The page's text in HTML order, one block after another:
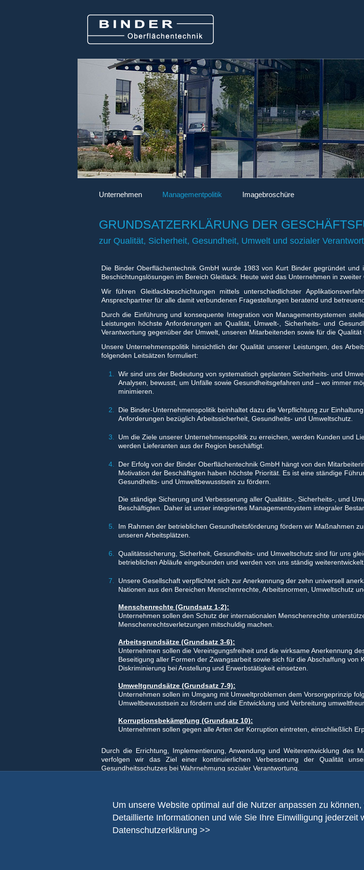
Um unsere Website optimal auf die Nutzer anpassen zu
Detaillierte Informationen und wie Sie Ihre Einwilligung jederzeit
Datenschutzerklärung >>
Unternehmen Managementpolitik Imagebroschüre
GRUNDSATZERKLÄRUNG DER
zur Qualität, Sicherheit, Gesundheit, Umwelt und sozialer
Die Binder Oberflächentechnik GmbH wurde 1983 von Kurt Binder gegründet
Beschichtungslösungen im Bereich Gleitlack. Heute wird das Unternehmen in
Wir führen Gleitlackbeschichtungen mittels unterschiedlichster
Ansprechpartner für alle damit verbundenen Fragestellungen beratend und
Durch die Einführung und konsequente Integration von Managementsystemen
Leistungen höchste Anforderungen an Qualität, Umwelt-, Sicherheits- und
Verantwortung gegenüber der Umwelt, unseren Mitarbeitenden sowie für die Qualität
Unsere Unternehmenspolitik hinsichtlich der Qualität unserer Leistungen, des
folgenden Leitsätzen formuliert:
Wir sind uns der Bedeutung von systematisch geplanten Sicherheits- und
Analysen, bewusst, um Unfälle sowie Gesundheitsgefahren und – wo immer
minimieren.
Die Binder-Unternehmenspolitik beinhaltet dazu die Verpflichtung zur
Anforderungen bezüglich Arbeitssicherheit, Gesundheits- und Umweltschutz.
Um die Ziele unserer Unternehmenspolitik zu erreichen, werden Kunden und
werden Lieferanten aus der Region beschäftigt.
Der Erfolg von der Binder Oberflächentechnik GmbH hängt von den
Motivation der Beschäftigten haben höchste Priorität. Es ist eine ständige
Gesundheits- und Umweltbewusstsein zu fördern.
Die ständige Sicherung und Verbesserung aller Qualitäts-, Sicherheits-, und
Beschäftigten. Daher ist unser integriertes Managementsystem integraler
Im Rahmen der betrieblichen Gesundheitsförderung fördern wir Maßnahmen
unseren Arbeitsplätzen.
Qualitätssicherung, Sicherheit, Gesundheits- und Umweltschutz sind für uns
betrieblichen Abläufe eingebunden und werden von uns ständig weiterentwickelt.
Unsere Gesellschaft verpflichtet sich zur Anerkennung der zehn universell
Nationen aus den Bereichen Menschenrechte, Arbeitsnormen, Umweltschutz
Menschenrechte (Grundsatz 1-2):
Unternehmen sollen den Schutz der internationalen Menschenrechte
Menschenrechtsverletzungen mitschuldig machen.
Arbeitsgrundsätze (Grundsatz 3-6):
Unternehmen sollen die Vereinigungsfreiheit und die wirksame Anerkennung
Beseitigung aller Formen der Zwangsarbeit sowie sich für die Abschaffung
Diskriminierung bei Anstellung und Erwerbstätigkeit einsetzen.
Umweltgrundsätze (Grundsatz 7-9):
Unternehmen sollen im Umgang mit Umweltproblemen dem Vorsorgeprinzip
Umweltbewusstsein zu fördern und die Entwicklung und Verbreitung
Korruptionsbekämpfung (Grundsatz 10):
Unternehmen sollen gegen alle Arten der Korruption eintreten, einschließlich
Durch die Errichtung, Implementierung, Anwendung und Weiterentwicklung des
verfolgen wir das Ziel einer kontinuierlichen Verbesserung der Qualität
Gesundheitsschutzes bei Wahrnehmung sozialer Verantwortung.
Binder GmbH